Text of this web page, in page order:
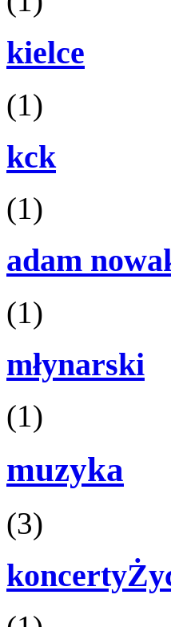
kielce
(1)
kck
(1)
adam
(1)
młynarski
(1)
muzyka
(3)